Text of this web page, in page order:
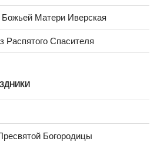
Божьей Матери Иверская
Распятого Спасителя
Богородицы